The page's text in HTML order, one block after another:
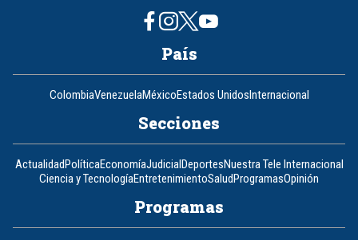
País
ColombiaVenezuelaMéxicoEstados Unidos Internacional
Secciones
Actualidad PolíticaEconomíaJudicial DeportesNuestra Tele Internacional
Ciencia y TecnologíaEntretenimientoSalud ProgramasOpinión
Programas